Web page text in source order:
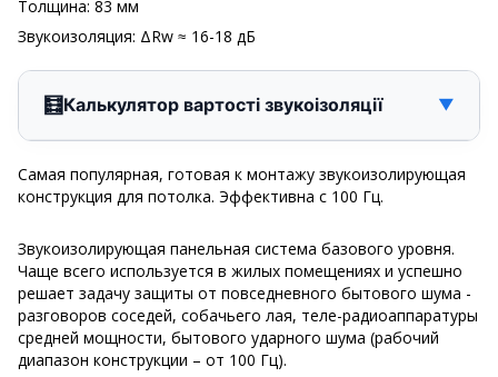
Толщина: 83 мм
Звукоизоляция: ΔRw ≈ 16-18 дБ
🧮Калькулятор вартості звукоізоляції ▼
Самая популярная, готовая к монтажу звукоизолирующая
конструкция для потолка. Эффективна с 100 Гц.
Звукоизолирующая панельная система базового уровня.
Чаще всего используется в жилых помещениях и успешно
решает задачу защиты от повседневного бытового шума -
разговоров соседей, собачьего лая, теле-радиоаппаратуры
средней мощности, бытового ударного шума (рабочий
диапазон конструкции – от 100 Гц).